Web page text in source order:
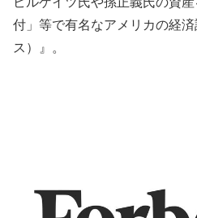
付」等で有名なアメリカの経
ス）』。